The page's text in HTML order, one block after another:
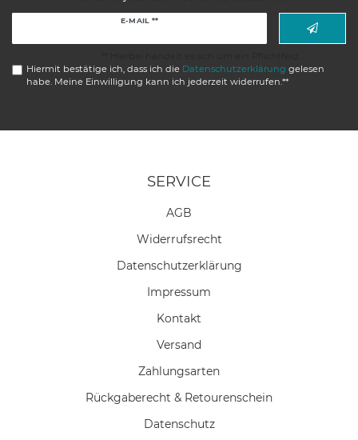
E-MAIL **
Hiermit bestätige ich, dass ich die Daten­schutz­erklärung gelesen
habe. Meine Einwilligung kann ich jederzeit widerrufen.**
SERVICE
AGB
Widerrufs­recht
Daten­schutz­erklärung
Impressum
Kontakt
Versand
Zahlungsarten
Rückgaberecht & Retourenschein
Datenschutz